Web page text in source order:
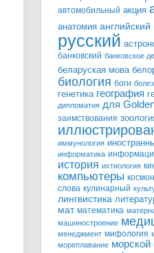
автомобильный акция
анатомия английский
русский
банковский банковское
беларуская мова
биология боги
генетика география
дипломатия для
заимствования
иммунология
информатика
история ихтиология
компьютеры
слова кулинарный
лингвистика
мат математика
машиностроение
менеджмент мифология
мореплавание морской